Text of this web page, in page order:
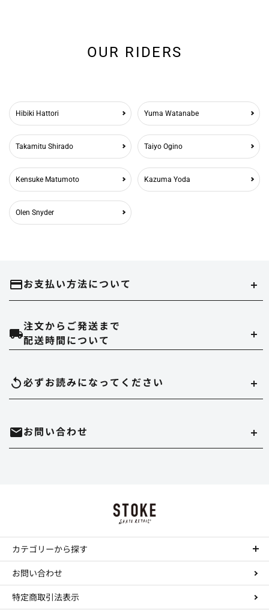
OUR RIDERS
Hibiki Hattori Yuma Watanabe
Takamitu Shirado Taiyo Ogino
Kensuke Matumoto Kazuma Yoda
Olen Snyder
お支払い方法について
クレジットカード
当ストアでは、以下のクレジット会社をご利用いただけます。
代金引換
お振込み（三菱東京UFJ銀行宛先）
決済手数料は所定の銀行手数料となります。
Paidy（ペイディ）
決済手数料は、コンビニ後払い決済は390円～になります。
注文からご発送まで
配送時間について
配達時間は午前（9～12時）、14～16時、16～18時、18～20時、19～21時
のいずれかでご指定いただけます。
・到着日の指定の場合は、ご注文の3日後から7日後までお受けさせていただ
けできます。
・実店舗と在庫を共有していますので、まれにご注文いただいた商品が品切
必ずお読みになって ください
在庫切れについて
正確を規するよう努力していますが、デッキサイズは個体差がありますし、
色に関してはそれぞれデバイスが違いますので完璧な再現は不可能です。多
少の誤差はご勘弁ください。 これらの理由の返品もお断りさせていただきま
す。
ステッカーについて
ステッカーのみの注文、大量注文はお断りします。
お問い合わせ
工賃について
コンプリートの組み立て、デッキテープの貼り付けをご希望の場合は工賃が
かかります。
デッキ テープ貼り付け----￥300
カテゴリーから探す
コンプリートデッキ
デッキ
トラック
お問い合わせ
特定商取引法表示